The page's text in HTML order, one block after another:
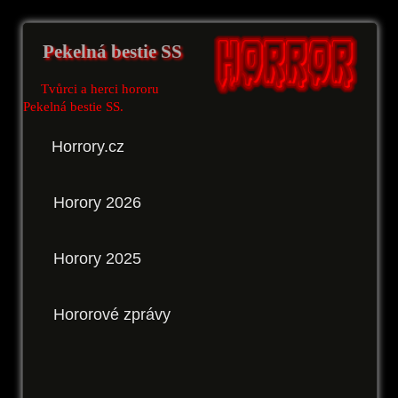
Pekelná bestie SS
Tvůrci a herci hororu
Pekelná bestie SS.
Horrory.cz
Horory 2026
Horory 2025
Hororové zprávy